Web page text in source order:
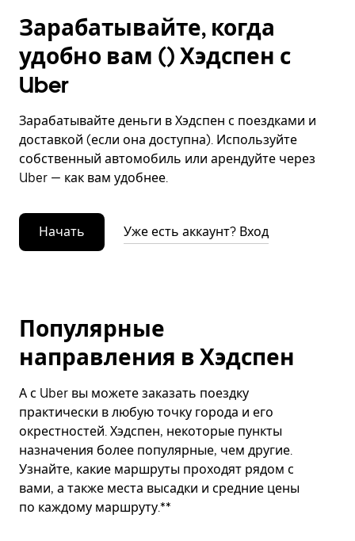
Зарабатывайте, когда
удобно вам () Хэдспен с
Uber
Зарабатывайте деньги в Хэдспен с поездками и
доставкой (если она доступна). Используйте
собственный автомобиль или арендуйте через
Uber — как вам удобнее.
Начать Уже есть аккаунт? Вход
Популярные
направления в Хэдспен
А с Uber вы можете заказать поездку
практически в любую точку города и его
окрестностей. Хэдспен, некоторые пункты
назначения более популярные, чем другие.
Узнайте, какие маршруты проходят рядом с
вами, а также места высадки и средние цены
по каждому маршруту.**